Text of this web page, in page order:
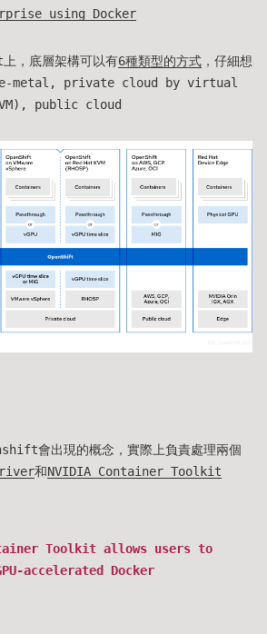
using Docker
，底層架構可以有6種類型的方式 ，仔細想
metal, private cloud by virtual
public cloud
會出現的概念，實際上負責處理兩個
和NVIDIA Container Toolkit
Toolkit allows users to
accelerated Docker